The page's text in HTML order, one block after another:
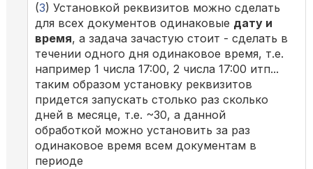
(3) Установкой реквизитов можно сделать
для всех документов одинаковые дату и
время, а задача зачастую стоит - сделать в
течении одного дня одинаковое время, т.е.
например 1 числа 17:00, 2 числа 17:00 итп...
таким образом установку реквизитов
придется запускать столько раз сколько
дней в месяце, т.е. ~30, а данной
обработкой можно установить за раз
одинаковое время всем документам в
периоде